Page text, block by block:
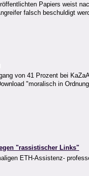
Papiers weist
falsch beschuldigt
von 41 Prozent bei
"moralisch in
"rassistischer Links"
ETH-Assistenz-